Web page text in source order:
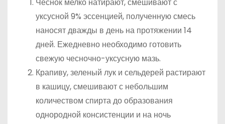
уксусной 9% эссенцией, полученную смесь
наносят дважды в день на протяжении 14
дней. Ежедневно необходимо готовить
свежую чесночно-уксусную мазь.
Крапиву, зеленый лук и сельдерей растирают
в кашицу, смешивают с небольшим
количеством спирта до образования
однородной консистенции и на ночь